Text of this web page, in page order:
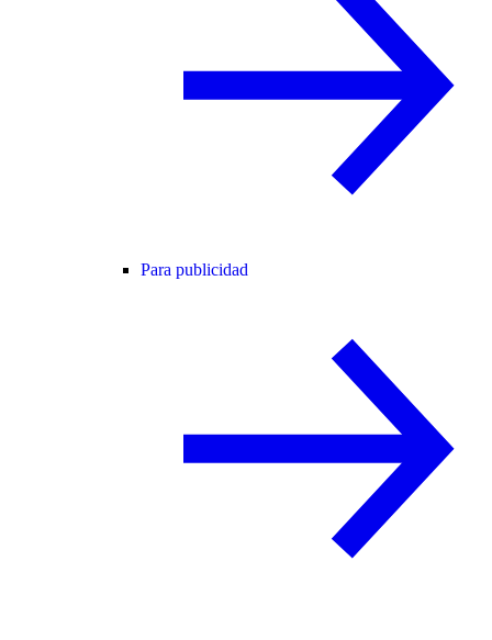
Para publicidad